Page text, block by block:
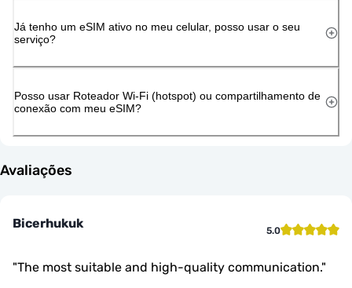
Já tenho um eSIM ativo no meu celular, posso usar o seu
serviço?
Posso usar Roteador Wi-Fi (hotspot) ou compartilhamento de
conexão com meu eSIM?
Avaliações
Bicerhukuk 5.0
"The most suitable and high-quality communication."